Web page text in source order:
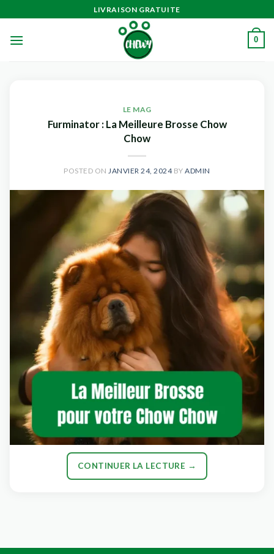
au
contenu
LIVRAISON GRATUITE
0
LE MAG
Furminator : La Meilleure Brosse Chow
Chow
POSTED ONJANVIER 24, 2024BYADMIN
CONTINUER LA LECTURE →